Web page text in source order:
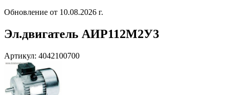
Обновление от 10.08.2026 г.
Эл.двигатель АИР112M2У3
Артикул: 4042100700